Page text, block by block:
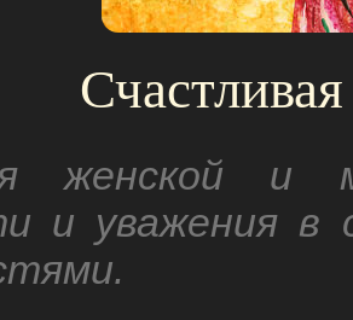
женской и
и уважения в